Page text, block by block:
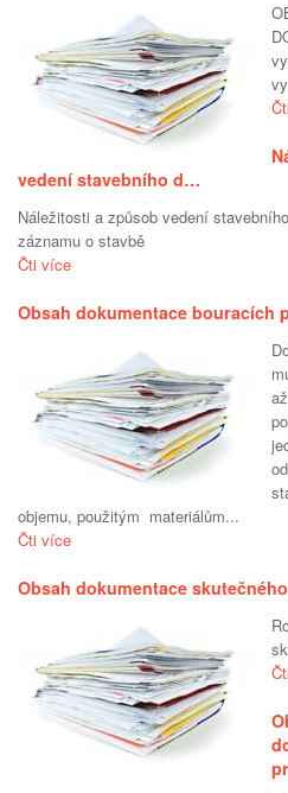
vedení stavebního d…
Náležitosti a způsob vedení
záznamu o stavbě
Čti více
Obsah dokumentace bouracích
objemu, použitým materiálům...
Čti více
Obsah dokumentace